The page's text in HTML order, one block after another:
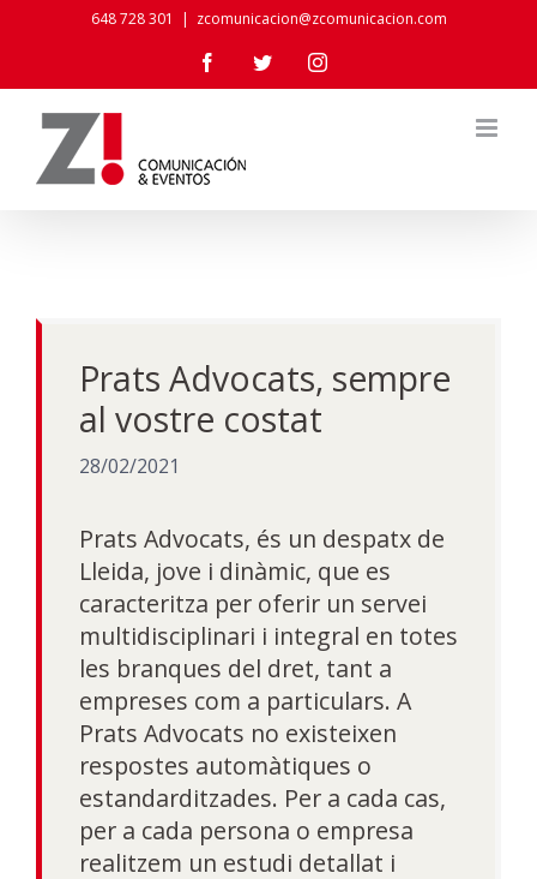
content
648 728 301 | zcomunicacion@zcomunicacion.com
FacebookTwitterInstagram
Prats Advocats, sempre
al vostre costat
28/02/2021
Prats Advocats, és un despatx de
Lleida, jove i dinàmic, que es
caracteritza per oferir un servei
multidisciplinari i integral en totes
les branques del dret, tant a
empreses com a particulars. A
Prats Advocats no existeixen
respostes automàtiques o
estandarditzades. Per a cada cas,
per a cada persona o empresa
realitzem un estudi detallat i